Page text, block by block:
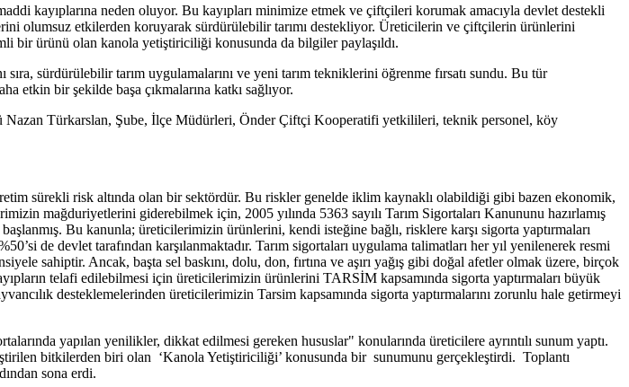
kayıplarına neden oluyor. Bu kayıpları minimize etmek ve çiftçileri korumak amacıyla devlet destekli
olumsuz etkilerden koruyarak sürdürülebilir tarımı destekliyor. Üreticilerin ve çiftçilerin ürünlerini
bir ürünü olan kanola yetiştiriciliği konusunda da bilgiler paylaşıldı.
sürdürülebilir tarım uygulamalarını ve yeni tarım tekniklerini öğrenme fırsatı sundu. Bu tür
etkin bir şekilde başa çıkmalarına katkı sağlıyor.
Türkarslan, Şube, İlçe Müdürleri, Önder Çiftçi Kooperatifi yetkilileri, teknik personel, köy
sürekli risk altında olan bir sektördür. Bu riskler genelde iklim kaynaklı olabildiği gibi bazen ekonomik,
mağduriyetlerini giderebilmek için, 2005 yılında 5363 sayılı Tarım Sigortaları Kanununu hazırlamış
Bu kanunla; üreticilerimizin ürünlerini, kendi isteğine bağlı, risklere karşı sigorta yaptırmaları
de devlet tarafından karşılanmaktadır. Tarım sigortaları uygulama talimatları her yıl yenilenerek resmi
sahiptir. Ancak, başta sel baskını, dolu, don, fırtına ve aşırı yağış gibi doğal afetler olmak üzere, birçok
telafi edilebilmesi için üreticilerimizin ürünlerini TARSİM kapsamında sigorta yaptırmaları büyük
desteklemelerinden üreticilerimizin Tarsim kapsamında sigorta yaptırmalarını zorunlu hale getirmeyi
yapılan yenilikler, dikkat edilmesi gereken hususlar" konularında üreticilere ayrıntılı sunum yaptı.
bitkilerden biri olan ‘Kanola Yetiştiriciliği’ konusunda bir sunumunu gerçekleştirdi. Toplantı
sona erdi.